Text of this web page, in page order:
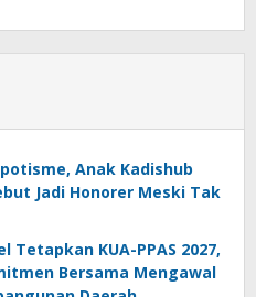
Anak Kadishub
Jadi Honorer Meski Tak
Tetapkan KUA-PPAS 2027,
Bersama Mengawal